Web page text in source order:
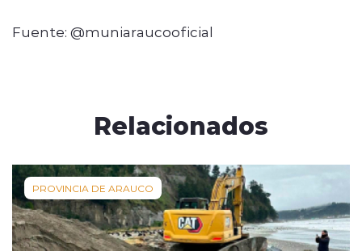
Fuente: @muniaraucooficial
Relacionados
PROVINCIA DE ARAUCO